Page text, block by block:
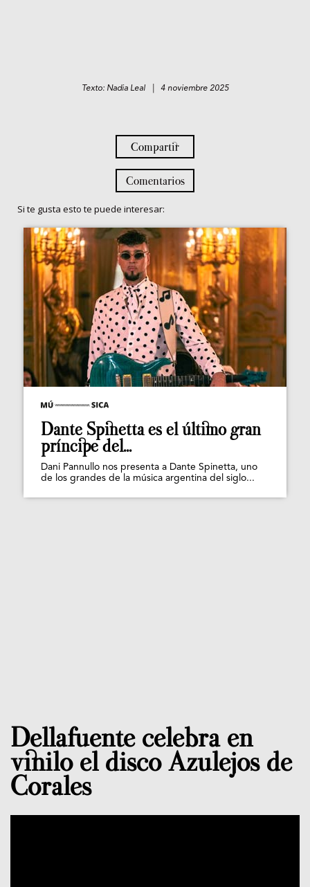
Texto: Nadia Leal | 4 noviembre 2025
Compartir
Comentarios
Si te gusta esto te puede interesar:
Dante Spinetta es el último gran
príncipe del...
Dani Pannullo nos presenta a Dante Spinetta, uno
de los grandes de la música argentina del siglo...
Dellafuente celebra en
vinilo el disco Azulejos de
Corales